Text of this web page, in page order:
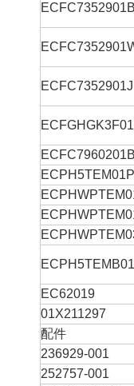
ECFC7352901J
ECPH5TEM01P
EC62019
01X211297
配件
236929-001
252757-001